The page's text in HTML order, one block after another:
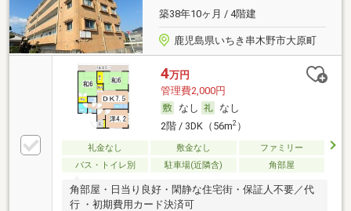
築38年10ヶ月 / 4階建
鹿児島県いちき串木野市大原町
4万円
管理費2,000円
なし
なし
2階 / 3DK（56m2）
礼金なし 敷金なし
ファミリー
バス・トイレ別
駐車場(近隣含) 角部屋
角部屋・日当り良好・閑静な住宅街・保証人不要／代
行 ・初期費用カード決済可